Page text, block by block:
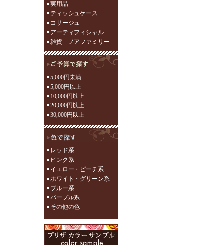
実用品
ティッシュケース
コサージュ
アーティフィシャル
雑貨 ノアファミリー
5,000円未満
5,000円以上
10,000円以上
20,000円以上
30,000円以上
レッド系
ピンク系
イエロー・ピーチ系
ホワイト・グリーン系
ブルー系
パープル系
その他の色